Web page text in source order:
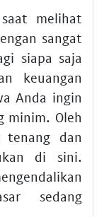
melihat
sangat
siapa saja
keuangan
Anda ingin
minim. Oleh
tenang dan
di sini.
sedang